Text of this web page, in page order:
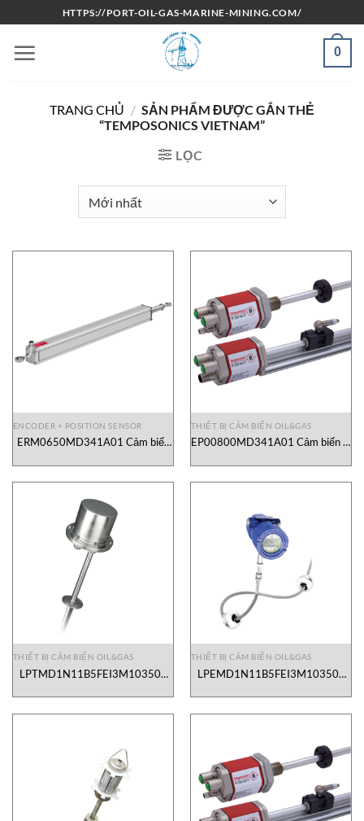
qua
nội
HTTPS://PORT-OIL-GAS-MARINE-MINING.COM/
0
TRANG CHỦ / SẢN PHẨM ĐƯỢC GẮN THẺ
“TEMPOSONICS VIETNAM”
LỌC
ENCODER + POSITION SENSOR
ERM0650MD341A01 Cảm biến
THIẾT BỊ CẢM BIẾN OIL&GAS
EP00800MD341A01 Cảm biến vị
THIẾT BỊ CẢM BIẾN OIL&GAS
LPTMD1N11B5FEI3M10350S
Vietnam
THIẾT BỊ CẢM BIẾN OIL&GAS
LPEMD1N11B5FEI3M10350S
Vietnam